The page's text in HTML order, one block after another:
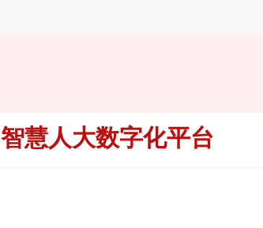
智慧人大数字化平台